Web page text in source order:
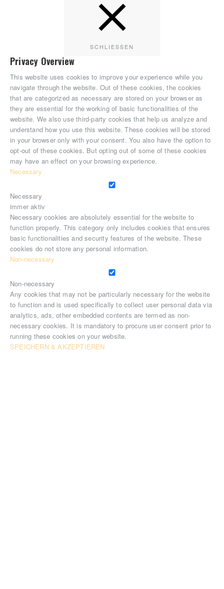
SCHLIESSEN
Privacy Overview
This website uses cookies to improve your experience while you
navigate through the website. Out of these cookies, the cookies
that are categorized as necessary are stored on your browser as
they are essential for the working of basic functionalities of the
website. We also use third-party cookies that help us analyze and
understand how you use this website. These cookies will be stored
in your browser only with your consent. You also have the option to
opt-out of these cookies. But opting out of some of these cookies
may have an effect on your browsing experience.
Necessary
Necessary
immer aktiv
Necessary cookies are absolutely essential for the website to
function properly. This category only includes cookies that ensures
basic functionalities and security features of the website. These
cookies do not store any personal information.
Non-necessary
Non-necessary
Any cookies that may not be particularly necessary for the website
to function and is used specifically to collect user personal data via
analytics, ads, other embedded contents are termed as non-
necessary cookies. It is mandatory to procure user consent prior to
running these cookies on your website.
SPEICHERN & AKZEPTIEREN